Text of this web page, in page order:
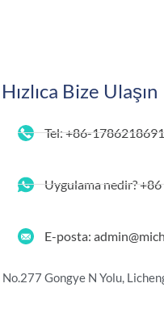
Hızlıca Bize Ulaşın
Tel: +86-
Uygulama nedir?
E-posta:
No.277 Gongye N Yolu,